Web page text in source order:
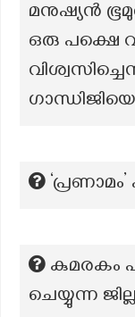
മനുഷ്യൻ
ഒരു പക്ഷെ
കുമരകം
ചെയ്യുന്ന